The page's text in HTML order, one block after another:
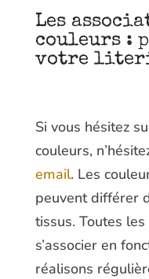
Les
couleurs :
votre
Si vous hésitez
couleurs,
email. Les
peuvent différer
tissus. Toutes
s’associer en
réalisons